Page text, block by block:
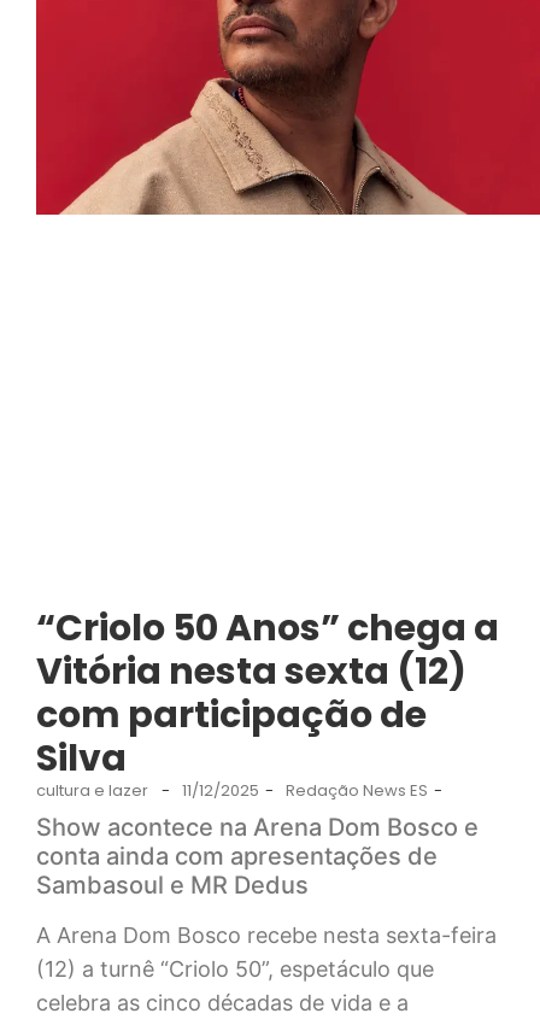
“Criolo 50 Anos” chega a
Vitória nesta sexta (12)
com participação de
Silva
cultura e lazer - 11/12/2025 - Redação News ES -
Show acontece na Arena Dom Bosco e
conta ainda com apresentações de
Sambasoul e MR Dedus
A Arena Dom Bosco recebe nesta sexta-feira
(12) a turnê “Criolo 50”, espetáculo que
celebra as cinco décadas de vida e a